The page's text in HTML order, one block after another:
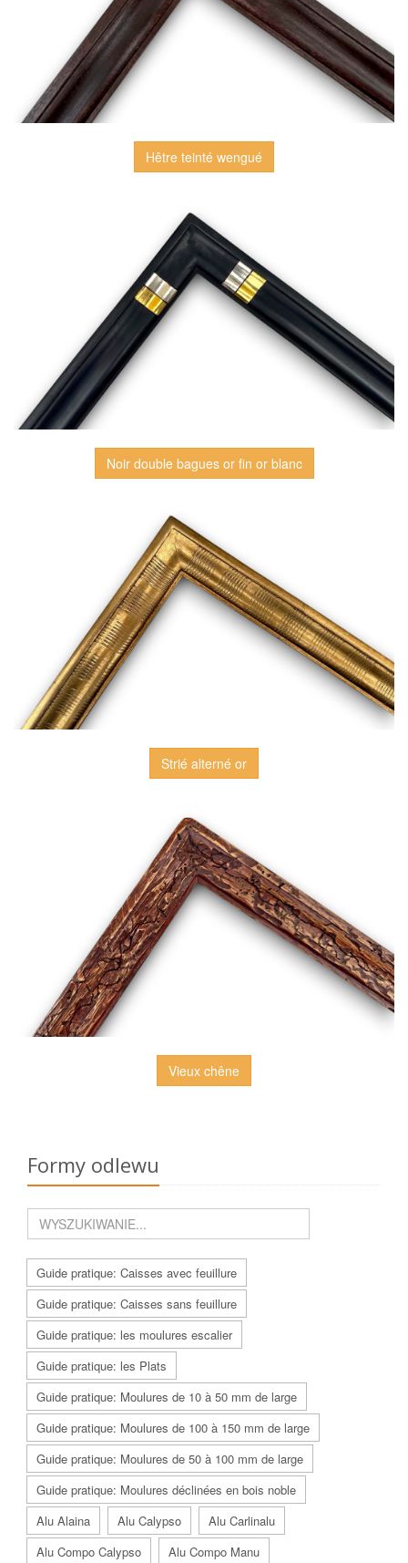
Hêtre teinté wengué
Noir double bagues or fin or blanc
Strié alterné or
Vieux chêne
Formy odlewu
Guide pratique: Caisses avec feuillure
Guide pratique: Caisses sans feuillure
Guide pratique: les moulures escalier
Guide pratique: les Plats
Guide pratique: Moulures de 10 à 50 mm de large
Guide pratique: Moulures de 100 à 150 mm de large
Guide pratique: Moulures de 50 à 100 mm de large
Guide pratique: Moulures déclinées en bois noble
Alu Alaina
Alu Calypso
Alu Carlinalu
Alu Compo Calypso
Alu Compo Manu